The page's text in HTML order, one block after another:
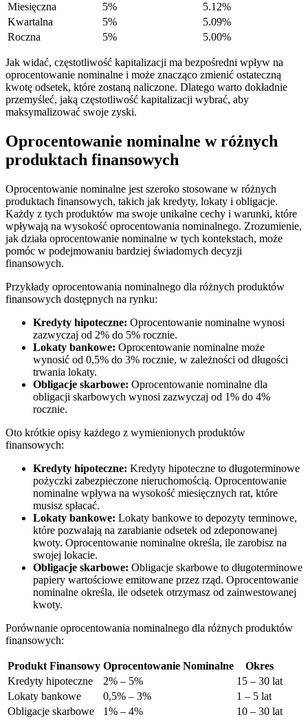
Miesięczna 5%
5.12%
Kwartalna
5%
5.09%
Roczna
5% 5.00%
Jak widać, częstotliwość kapitalizacji ma bezpośredni wpływ na
oprocentowanie nominalne i może znacząco zmienić ostateczną
kwotę odsetek, które zostaną naliczone. Dlatego warto dokładnie
przemyśleć, jaką częstotliwość kapitalizacji wybrać, aby
maksymalizować swoje zyski.
Oprocentowanie nominalne w różnych
produktach finansowych
Oprocentowanie nominalne jest szeroko stosowane w różnych
produktach finansowych, takich jak kredyty, lokaty i obligacje.
Każdy z tych produktów ma swoje unikalne cechy i warunki, które
wpływają na wysokość oprocentowania nominalnego. Zrozumienie,
jak działa oprocentowanie nominalne w tych kontekstach, może
pomóc w podejmowaniu bardziej świadomych decyzji
finansowych.
Przykłady oprocentowania nominalnego dla różnych produktów
finansowych dostępnych na rynku:
Kredyty hipoteczne: Oprocentowanie nominalne wynosi
zazwyczaj od 2% do 5% rocznie.
Lokaty bankowe: Oprocentowanie nominalne może
wynosić od 0,5% do 3% rocznie, w zależności od długości
trwania lokaty.
Obligacje skarbowe: Oprocentowanie nominalne dla
obligacji skarbowych wynosi zazwyczaj od 1% do 4%
rocznie.
Oto krótkie opisy każdego z wymienionych produktów
finansowych:
Kredyty hipoteczne: Kredyty hipoteczne to długoterminowe
pożyczki zabezpieczone nieruchomością. Oprocentowanie
nominalne wpływa na wysokość miesięcznych rat, które
musisz spłacać.
Lokaty bankowe: Lokaty bankowe to depozyty terminowe,
które pozwalają na zarabianie odsetek od zdeponowanej
kwoty. Oprocentowanie nominalne określa, ile zarobisz na
swojej lokacie.
Obligacje skarbowe: Obligacje skarbowe to długoterminowe
papiery wartościowe emitowane przez rząd. Oprocentowanie
nominalne określa, ile odsetek otrzymasz od zainwestowanej
kwoty.
Porównanie oprocentowania nominalnego dla różnych produktów
finansowych:
Produkt Finansowy Oprocentowanie Nominalne
Okres
Kredyty hipoteczne
2% – 5%
15 – 30 lat
Lokaty bankowe
0,5% – 3%
1 – 5 lat
Obligacje skarbowe
1% – 4% 10 – 30 lat